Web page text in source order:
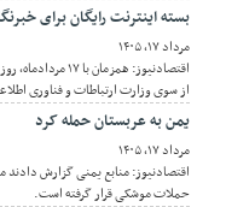
بسته اینترنت رایگان برای
مرداد ۱۷, ۱۴۰۵
از سوی وزارت ارتباطات و فناوری
یمن به عربستان حمله کرد
مرداد ۱۷, ۱۴۰۵
اقتصادنیوز: منابع یمنی گزارش
حملات موشکی قرار گرفته است.